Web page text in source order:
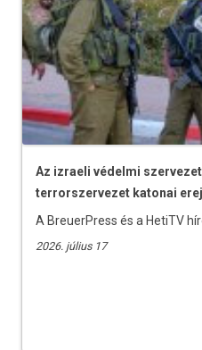
Az izraeli védelmi
terrorszervezet katonai
A BreuerPress és a HetiTV
2026. július 17